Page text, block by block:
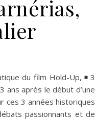
du film Hold-Up,
3
3 ans après le début d’une
ces 3 années historiques
passionnants et de